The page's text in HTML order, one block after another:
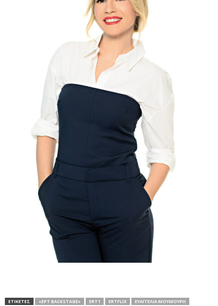
ΕΤΙΚΕΤΕΣ «ΕΡΤ BACKSTAGE» ERT1 ΕRTFLIX
ΕΥΑΓΓΕΛΊΑ ΜΟΥΜΟΎΡΗ